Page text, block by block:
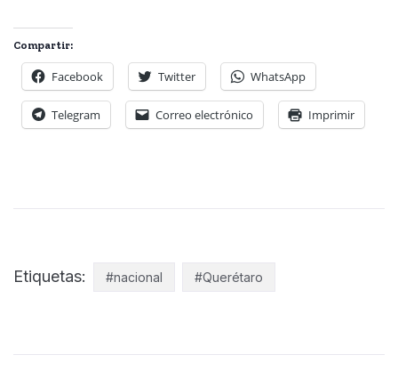
Compartir:
Facebook Twitter WhatsApp
Telegram Correo electrónico Imprimir
Etiquetas: #nacional #Querétaro